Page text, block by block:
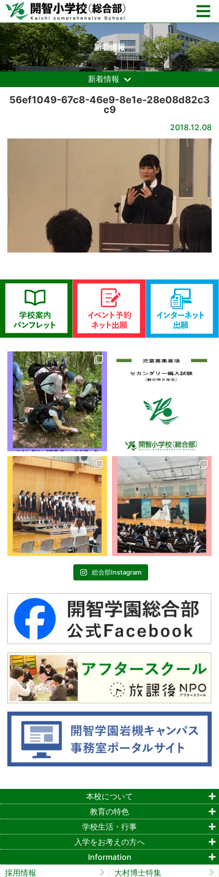
新着情報
新着情報
56ef1049-67c8-46e9-8e1e-28e08d82c3
c9
2018.12.08
総合部Instagram
本校について
教育の特色
学校生活・行事
入学をお考えの方へ
Information
採用情報
大村博士特集